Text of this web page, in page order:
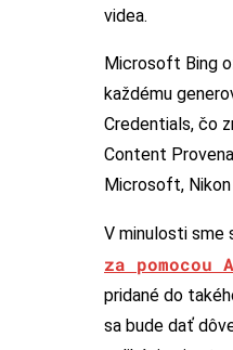
videa.
Microsoft Bing
každému
Credentials, čo
Content
Microsoft,
V minulosti sme
za pomocou
pridané do
sa bude dať